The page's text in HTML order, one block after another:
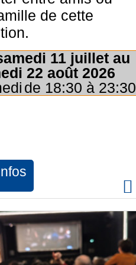
de cette
11 juillet au
22 août 2026
de 18:30 à 23:30